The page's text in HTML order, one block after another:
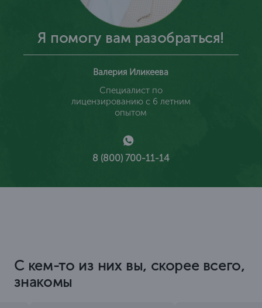
Я помогу вам разобраться!
Валерия Иликеева
Специалист по
лицензированию с 6 летним
опытом
8 (800) 700-11-14
С кем-то из них вы, скорее всего,
знакомы